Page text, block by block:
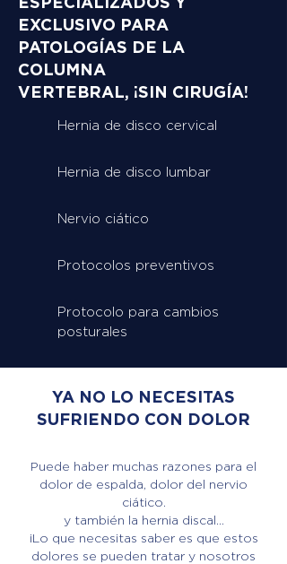
EXCLUSIVO PARA
PATOLOGÍAS DE LA
COLUMNA
VERTEBRAL, ¡SIN CIRUGÍA!
Hernia de disco cervical
Hernia de disco lumbar
Nervio ciático
Protocolos preventivos
Protocolo para cambios
posturales
YA NO LO NECESITAS
SUFRIENDO CON DOLOR
Puede haber muchas razones para el
dolor de espalda, dolor del nervio
ciático.
y también la hernia discal...
¡Lo que necesitas saber es que estos
dolores se pueden tratar y nosotros